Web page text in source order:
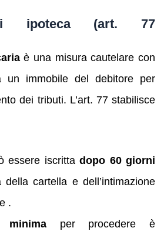
ipoteca (art. 77
è una misura cautelare con
un immobile del debitore per
dei tributi. L’art. 77 stabilisce
essere iscrittadopo 60 giorni
della cartella e dell’intimazione
.
minimaper procedere è